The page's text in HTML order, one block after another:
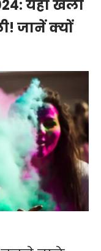
यहां खेली
जानें क्यों